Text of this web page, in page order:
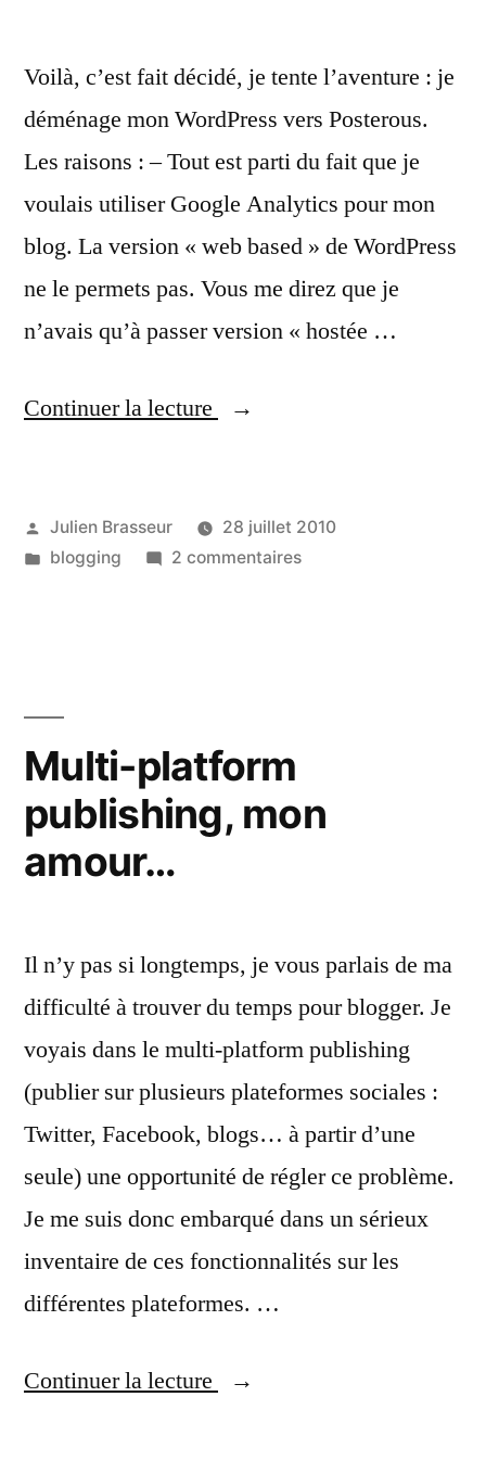
Voilà, c’est fait décidé, je tente l’aventure : je
déménage mon WordPress vers Posterous.
Les raisons : – Tout est parti du fait que je
voulais utiliser Google Analytics pour mon
blog. La version « web based » de WordPress
ne le permets pas. Vous me direz que je
n’avais qu’à passer version « hostée …
Continuer la lecture
« Je
Publié
par
Julien Brasseur
28 juillet 2010
Publié
blogging 2 commentairessur
Multi-platform
publishing, mon
amour…
Il n’y pas si longtemps, je vous parlais de ma
difficulté à trouver du temps pour blogger. Je
voyais dans le multi-platform publishing
(publier sur plusieurs plateformes sociales :
Twitter, Facebook, blogs… à partir d’une
seule) une opportunité de régler ce problème.
Je me suis donc embarqué dans un sérieux
inventaire de ces fonctionnalités sur les
différentes plateformes. …
Continuer la lecture
« Multi-